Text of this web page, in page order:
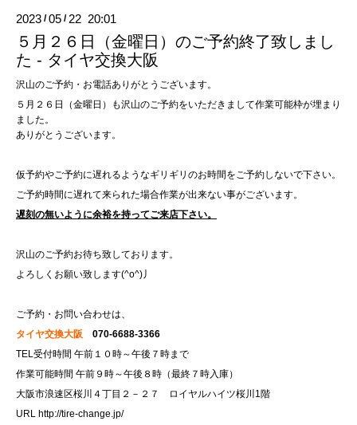
2023 /05 / 22 20:01
５月２６日（金曜日）のご予約終了致しまし
た - タイヤ交換大阪
沢山のご予約・お電話ありがとうございます。
５月２６日（金曜日）も沢山のご予約をいただきまして作業可能枠が埋まり
ました。
ありがとうございます。
仮予約やご予約に遅れるようなギリギリのお時間をご予約しないで下さい。
ご予約時間に遅れて来られた場合作業が出来ない事がございます。
遅刻の無いように余裕を持ってご来店下さい。
沢山のご予約お待ち致しております。
よろしくお願い致します(^o^)丿
ご予約・お問い合わせは、
タイヤ交換大阪 070-6688-3366
TEL受付時間 午前１０時～午後７時まで
作業可能時間 午前９時～午後８時（最終７時入庫）
大阪市浪速区桜川４丁目２－２７ ロイヤルハイツ桜川1階
URL http://tire-change.jp/